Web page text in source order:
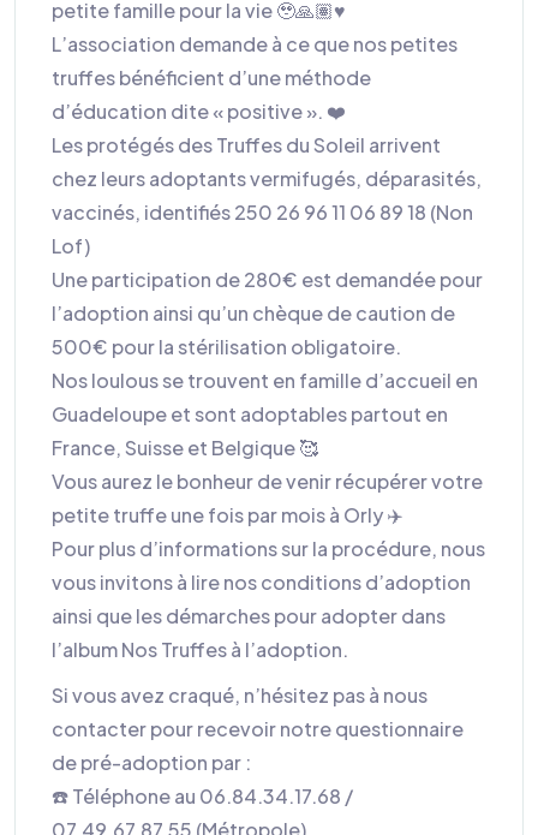
petite famille pour la vie 🥹🙏🏽♥️
L’association demande à ce que nos petites
truffes bénéficient d’une méthode
d’éducation dite « positive ». ❤️
Les protégés des Truffes du Soleil arrivent
chez leurs adoptants vermifugés, déparasités,
vaccinés, identifiés 250 26 96 11 06 89 18 (Non
Lof)
Une participation de 280€ est demandée pour
l’adoption ainsi qu’un chèque de caution de
500€ pour la stérilisation obligatoire.
Nos loulous se trouvent en famille d’accueil en
Guadeloupe et sont adoptables partout en
France, Suisse et Belgique 🥰
Vous aurez le bonheur de venir récupérer votre
petite truffe une fois par mois à Orly ✈️
Pour plus d’informations sur la procédure, nous
vous invitons à lire nos conditions d’adoption
ainsi que les démarches pour adopter dans
l’album Nos Truffes à l’adoption.
Si vous avez craqué, n’hésitez pas à nous
contacter pour recevoir notre questionnaire
de pré-adoption par :
☎️ Téléphone au 06.84.34.17.68 /
07.49.67.87.55 (Métropole)